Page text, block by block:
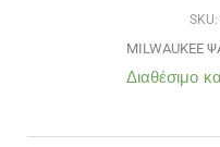
MILWAUKEE
Διαθέσιμο